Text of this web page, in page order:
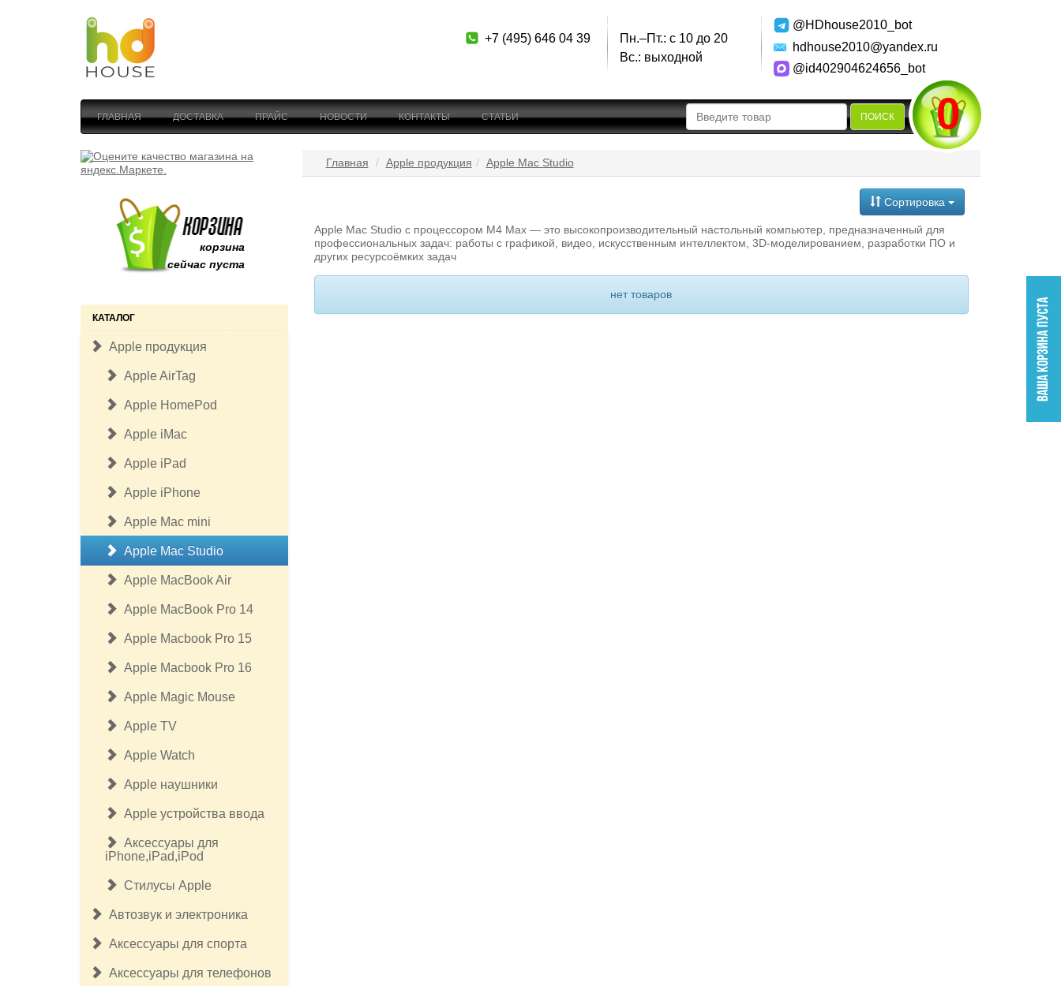
+7 (495) 646 04 39
Пн.–Пт.: с 10 до 20
Вс.: выходной
@HDhouse2010_bot
hdhouse2010@yandex.ru
@id402904624656_bot
ГЛАВНАЯ ДОСТАВКА ПРАЙС НОВОСТИ КОНТАКТЫ СТАТЬИ ПОИСК 0
корзина
сейчас пуста
КАТАЛОГ
Apple продукция
Apple AirTag
Apple HomePod
Apple iMac
Apple iPad
Apple iPhone
Apple Mac mini
Apple Mac Studio
Apple MacBook Air
Apple MacBook Pro 14
Apple Macbook Pro 15
Apple Macbook Pro 16
Apple Magic Mouse
Apple TV
Apple Watch
Apple наушники
Apple устройства ввода
Аксессуары для
iPhone,iPad,iPod
Стилусы Apple
Автозвук и электроника
Аксессуары для спорта
Аксессуары для телефонов
Главная Apple продукция Apple Mac Studio
Сортировка
Apple Mac Studio с процессором M4 Max — это высокопроизводительный настольный компьютер, предназначенный для
профессиональных задач: работы с графикой, видео, искусственным интеллектом, 3D-моделированием, разработки ПО и
других ресурсоёмких задач
нет товаров